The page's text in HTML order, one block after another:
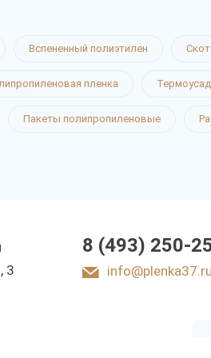
Вспененный полиэтилен
пленка
Пакеты полипропиленовые
3
8 (493) 250-